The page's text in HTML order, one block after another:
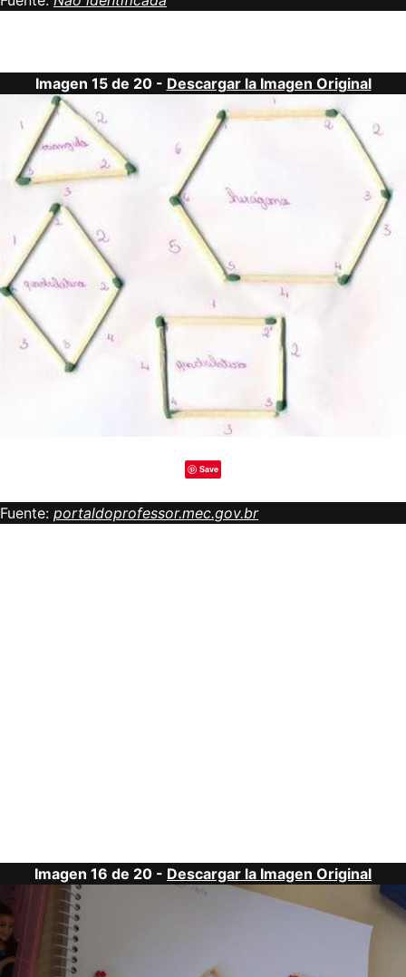
Imagen 15 de 20 - Descargar la Imagen Original
Save
Fuente: portaldoprofessor.mec.gov.br
Imagen 16 de 20 - Descargar la Imagen Original